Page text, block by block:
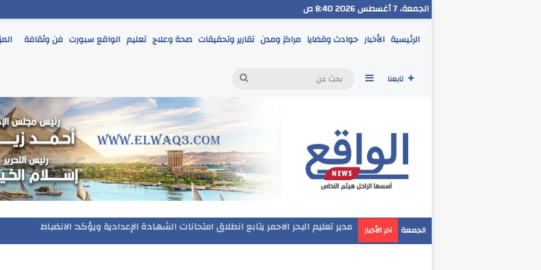
الجمعة، 7 أغسطس 2026 8:40 ص
الرئيسية الأخبار حوادث وقضايا مراكز ومدن تقارير وتحقيقات صحة وعلاج تعليم الواقع سبورت فن وثقافة
تابعنا إضافة عمود جانبي
بحث
الجمعة آخر الأخبار مدير تعليم البحر الاحمر يتابع انطلاق امتحانات الشهادة الإعدادية ويؤكد: الانضباط